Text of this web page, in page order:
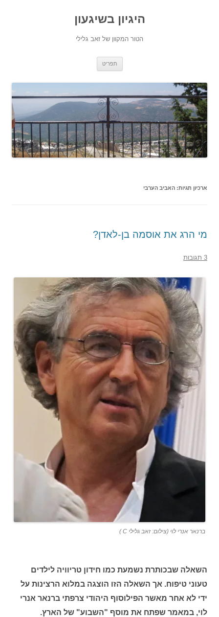
היגיון בשיגעון
הטור המקוון של זאב גלילי
תפריט
ארכיון תגיות: האביב הערבי
מי הרג את אוסמה בן-לאדן?
3 תגובות
ברנאר אנרי לוי (צילום: זאב גלילי C )
השאלה שבכותרת נשמעת כמו חידון טריוויה לילדים
טעוני טיפוח. אך השאלה הזו הוצגה במלוא הרצינות על
ידי לא אחר מאשר הפילוסוף היהודי צרפתי ברנאר אנרי
לוי, במאמר שפתח את מוסף "השבוע" של הארץ.